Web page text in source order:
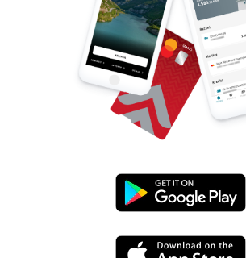
Preuzmi
s
Preuzmi